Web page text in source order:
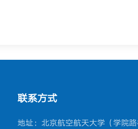
联系方式
地址：北京航空航天大学（学院